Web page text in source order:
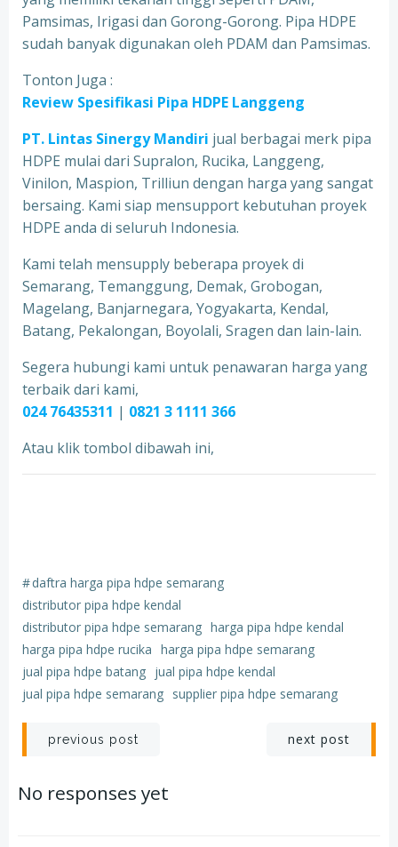
Pamsimas, Irigasi dan Gorong-Gorong. Pipa HDPE
sudah banyak digunakan oleh PDAM dan Pamsimas.
Tonton Juga :
Review Spesifikasi Pipa HDPE Langgeng
PT. Lintas Sinergy Mandiri jual berbagai merk pipa
HDPE mulai dari Supralon, Rucika, Langgeng,
Vinilon, Maspion, Trilliun dengan harga yang sangat
bersaing. Kami siap mensupport kebutuhan proyek
HDPE anda di seluruh Indonesia.
Kami telah mensupply beberapa proyek di
Semarang, Temanggung, Demak, Grobogan,
Magelang, Banjarnegara, Yogyakarta, Kendal,
Batang, Pekalongan, Boyolali, Sragen dan lain-lain.
Segera hubungi kami untuk penawaran harga yang
terbaik dari kami,
024 76435311 | 0821 3 1111 366
Atau klik tombol dibawah ini,
#daftra harga pipa hdpe semarang
distributor pipa hdpe kendal
distributor pipa hdpe semarang harga pipa hdpe kendal
harga pipa hdpe rucika harga pipa hdpe semarang
jual pipa hdpe batang jual pipa hdpe kendal
jual pipa hdpe semarang supplier pipa hdpe semarang
Post
navigation
previous post next post
No responses yet